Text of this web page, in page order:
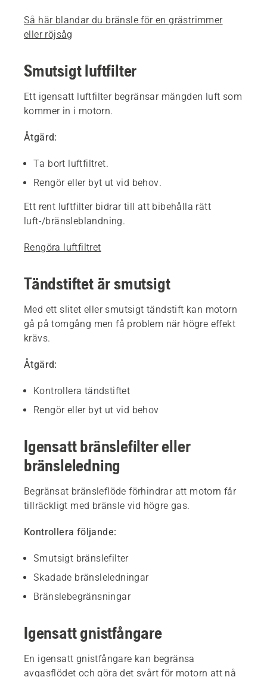
Så här blandar du bränsle för en grästrimmer
eller röjsåg
Smutsigt luftfilter
Ett igensatt luftfilter begränsar mängden luft som
kommer in i motorn.
Åtgärd:
Ta bort luftfiltret.
Rengör eller byt ut vid behov.
Ett rent luftfilter bidrar till att bibehålla rätt
luft-/bränsleblandning.
Rengöra luftfiltret
Tändstiftet är smutsigt
Med ett slitet eller smutsigt tändstift kan motorn
gå på tomgång men få problem när högre effekt
krävs.
Åtgärd:
Kontrollera tändstiftet
Rengör eller byt ut vid behov
Igensatt bränslefilter eller
bränsleledning
Begränsat bränsleflöde förhindrar att motorn får
tillräckligt med bränsle vid högre gas.
Kontrollera följande:
Smutsigt bränslefilter
Skadade bränsleledningar
Bränslebegränsningar
Igensatt gnistfångare
En igensatt gnistfångare kan begränsa
avgasflödet och göra det svårt för motorn att nå